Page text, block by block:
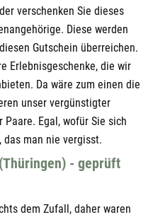
verschenken Sie dieses
Diese werden
Gutschein überreichen.
Erlebnisgeschenke, die wir
Da wäre zum einen die
Fenster
unser vergünstigter
Paare. Egal, wofür Sie sich
man nie vergisst.
- geprüft
dem Zufall, daher waren